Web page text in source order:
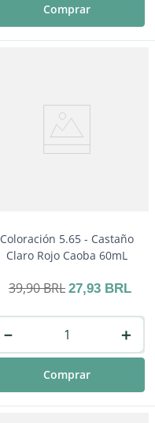
Comprar
Coloración 5.65 - Castaño
Claro Rojo Caoba 60mL
39,90BRL 27,93 BRL
＋
－
Comprar